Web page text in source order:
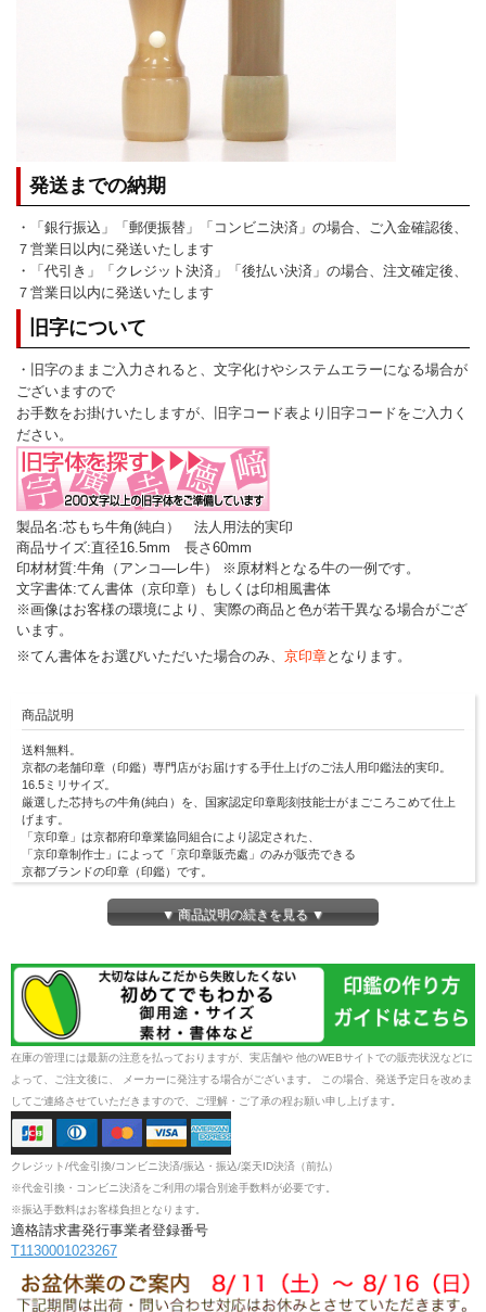
発送までの納期
・「銀行振込」「郵便振替」「コンビニ決済」の場合、ご入金確認後、
７営業日以内に発送いたします
・「代引き」「クレジット決済」「後払い決済」の場合、注文確定後、
７営業日以内に発送いたします
旧字について
・旧字のままご入力されると、文字化けやシステムエラーになる場合が
ございますので
お手数をお掛けいたしますが、旧字コード表より旧字コードをご入力く
ださい。
製品名:芯もち牛角(純白） 法人用法的実印
商品サイズ:直径16.5mm 長さ60mm
印材材質:牛角（アンコ―レ牛） ※原材料となる牛の一例です。
文字書体:てん書体（京印章）もしくは印相風書体
※画像はお客様の環境により、実際の商品と色が若干異なる場合がござ
います。
※てん書体をお選びいただいた場合のみ、 京印章となります。
商品説明
送料無料。
京都の老舗印章（印鑑）専門店がお届けする手仕上げのご法人用印鑑法的実印。
16.5ミリサイズ。
厳選した芯持ちの牛角(純白）を、国家認定印章彫刻技能士がまごころこめて仕上
げます。
「京印章」は京都府印章業協同組合により認定された、
「京印章制作士」によって「京印章販売處」のみが販売できる
京都ブランドの印章（印鑑）です。
▼ 商品説明の続きを見る ▼
在庫の管理には最新の注意を払っておりますが、実店舗や 他のWEBサイトでの販売状況などに
よって、ご注文後に、 メーカーに発注する場合がございます。 この場合、発送予定日を改めま
してご連絡させていただきますので、ご理解・ご了承の程お願い申し上げます。
クレジット/代金引換/コンビニ決済/振込・振込/楽天ID決済（前払）
※代金引換・コンビニ決済をご利用の場合別途手数料が必要です。
※振込手数料はお客様負担となります。
適格請求書発行事業者登録番号
T1130001023267